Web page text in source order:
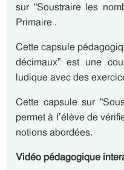
sur “Soustraire les
Primaire .
Cette capsule
décimaux” est une
ludique avec des
Cette capsule sur
permet à l’élève de
notions abordées.
Vidéo pédagogique